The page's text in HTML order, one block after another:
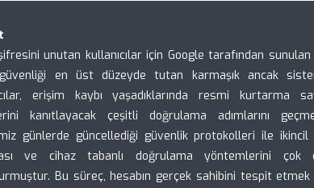
unutan kullanıcılar için Google tarafından
en üst düzeyde tutan karmaşık ancak
erişim kaybı yaşadıklarında resmi kurtarma
kanıtlayacak çeşitli doğrulama adımlarını
günlerde güncellediği güvenlik protokolleri ile ikincil
ve cihaz tabanlı doğrulama yöntemlerini çok
Bu süreç, hesabın gerçek sahibini tespit etmek